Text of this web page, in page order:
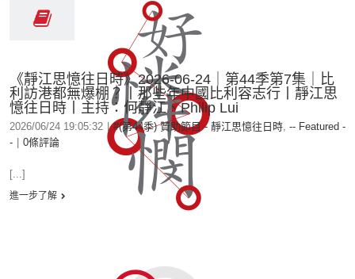
《靜江思憶往日時》2026-06-24｜第44季第7集｜比
利訪港都無爆棚？丨那些年中國比利容志行丨靜江思
憶往日時丨主持：何靜江、Philip Lui
2026/06/24 19:05:32 | #(第44季) 贊助節目 - 靜江思憶往日時, -- Featured -
-
0條評論
[...]
進一步了解